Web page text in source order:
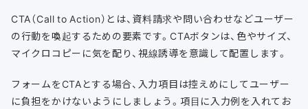
CTA（Call to Action）とは、資料請求や問い合わせなどユーザー
の行動を喚起するための要素です。CTAボタンは、色やサイズ、
マイクロコピーに気を配り、視線誘導を意識して配置します。
フォームをCTAとする場合、入力項目は控えめにしてユーザー
に負担をかけないようにしましょう。項目に入力例を入れてお